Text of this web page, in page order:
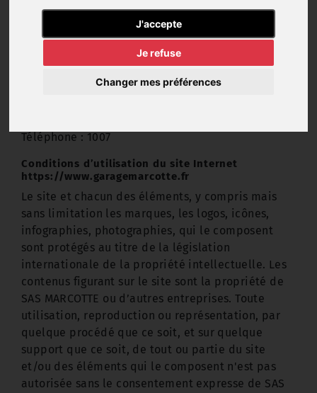
J'accepte
Je refuse
Changer mes préférences
03 21 31 55 95
Identité de l'hébergeur
Téléphone : 1007
Conditions d’utilisation du site Internet
https://www.garagemarcotte.fr
Le site et chacun des éléments, y compris mais
sans limitation les marques, les logos, icônes,
infographies, photographies, qui le composent
sont protégés au titre de la législation
internationale de la propriété intellectuelle. Les
contenus figurant sur le site sont la propriété de
SAS MARCOTTE ou d’autres entreprises. Toute
utilisation, reproduction ou représentation, par
quelque procédé que ce soit, et sur quelque
support que ce soit, de tout ou partie du site
et/ou des éléments qui le composent n'est pas
autorisée sans le consentement expresse de SAS